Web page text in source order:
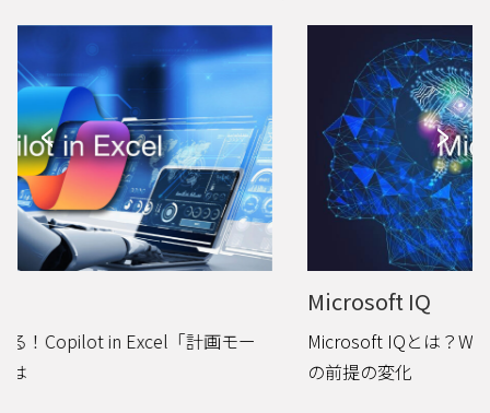
Microsoft IQとは？Work IQとWeb IQで見る、AI活用